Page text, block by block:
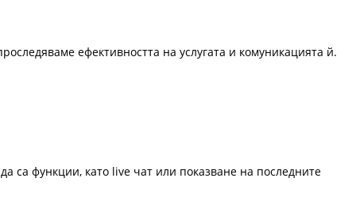
ефективността на услугата и комуникацията й.
са функции, като live чат или показване на последните